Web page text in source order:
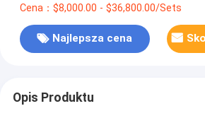
Cena：$8,000.00 - $36,800.00/Sets
Najlepsza cena
Opis Produktu